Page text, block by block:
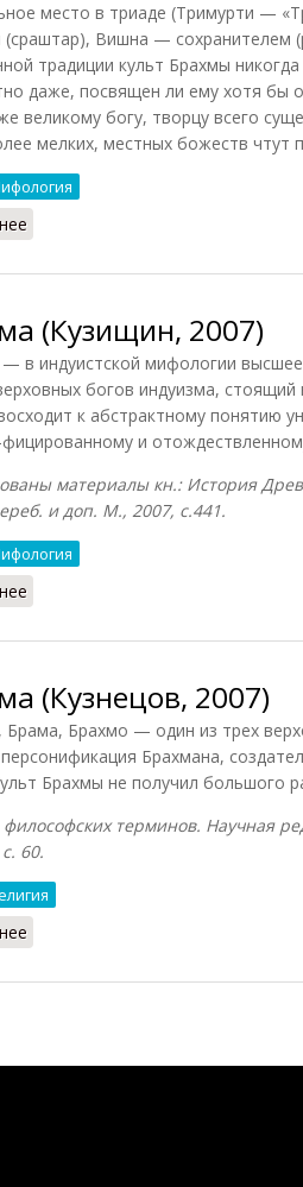
место в триаде (Тримурти —
(сраштар), Вишна — сохранителем
традиции культ Брахмы
даже, посвящен ли ему хотя бы
великому богу, творцу всего
мелких, местных божеств чтут
(Кузищин, 2007)
в индуистской мифологии
богов индуизма,
к абстрактному понятию
и
материалы кн.: История
и доп. М., 2007, с.441.
(Кузнецов, 2007)
Брахмо — один из трех
Брахмана,
Брахмы не получил большого
философских терминов. Научная
60.